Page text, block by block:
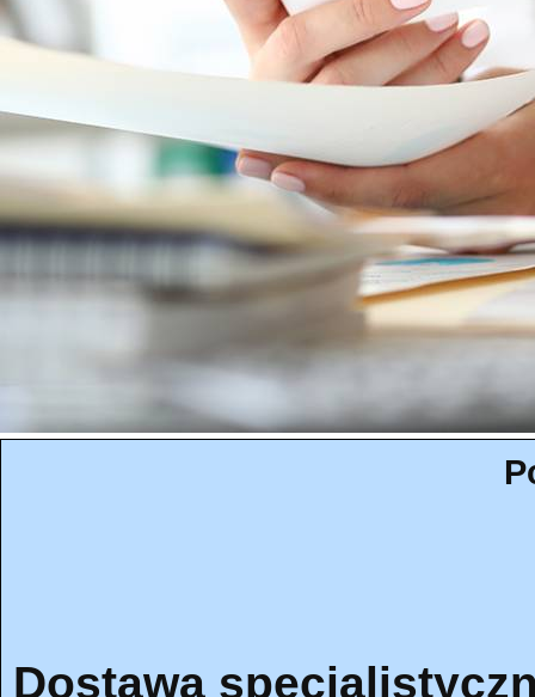
Dostawa